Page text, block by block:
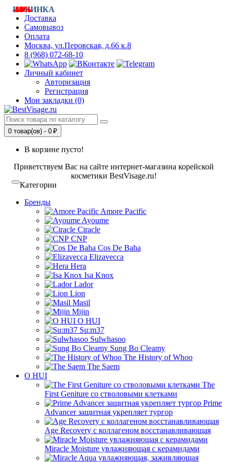
Доставка
Самовывоз
Оплата
Москва, ул.Перовская, д.66 к.8
8 (968) 072-68-10
Личный кабинет
Авторизация
Регистрация
Мои закладки (0)
0 товар(ов) - 0 ₽
В корзине пусто!
Приветствуем Вас на сайте интернет-магазина корейской
косметики BestVisage.ru!
Категории
Бренды
Amore Pacific
Ayoume
Ciracle
CNP
Cos De Baha
Elizavecca
Hera
Isa Knox
Lador
Lion
Masil
Mijin
O HUI
Su:m37
Sulwhasoo
Sung Bo Cleamy
The History of Whoo
The Saem
O HUI
The
First Geniture со стволовыми клетками
Prime
Advancer защитная укрепляет тургор
Age Recovery с коллагеном восстанавливающая
Miracle Moisture увлажняющая с керамидами
-6%
-13%
-23%
-24%
-19%
НОВИНКА
-14%
-29%
-34%
-40%
-14%
-30%
-40%
-17%